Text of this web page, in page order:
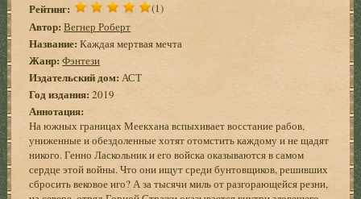
Рейтинг: (1)
Автор: Вегнер Роберт
Название: Каждая мертвая мечта
Жанр: Фэнтези
Издательский дом: АСТ
Год издания: 2019
Аннотация:
На южных границах Меекхана вспыхивает восстание рабов,
униженные и обездоленные хотят отомстить каждому и не щадят
никого. Генно Ласкольник и его войска оказываются в самом
сердце этой войны. Что они ищут среди бунтовщиков, решивших
сбросить вековое иго? А за тысячи миль от разгорающейся резни,